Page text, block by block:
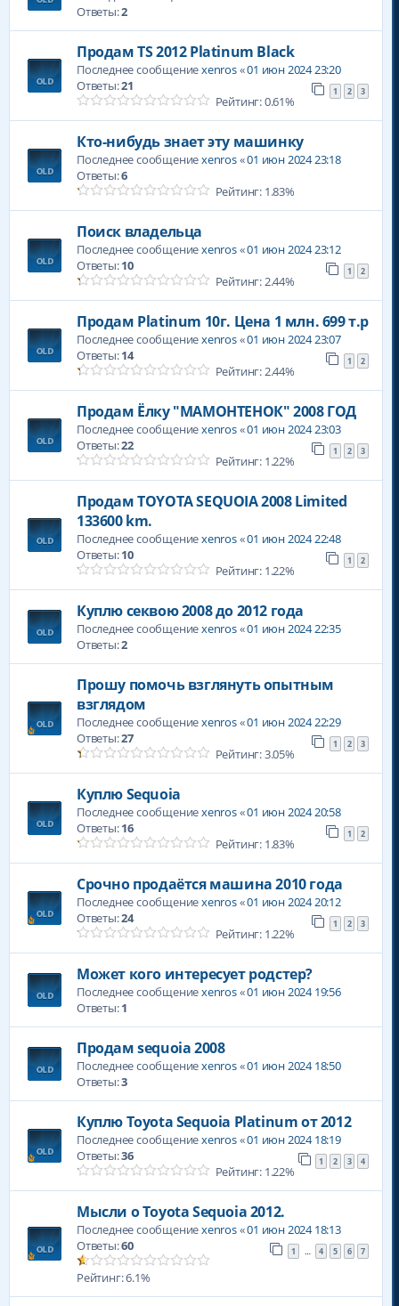
Ответы:2
Продам TS 2012 Platinum Black
Последнее сообщениеxenros«01 июн 2024 23:20
Ответы:21 1 2 3
Рейтинг: 0.61%
Кто-нибудь знает эту машинку
Последнее сообщениеxenros«01 июн 2024 23:18
Ответы:6
Рейтинг: 1.83%
Поиск владельца
Последнее сообщениеxenros«01 июн 2024 23:12
Ответы:10 1 2
Рейтинг: 2.44%
Продам Platinum 10г. Цена 1 млн. 699 т.р
Последнее сообщениеxenros«01 июн 2024 23:07
Ответы:14 1 2
Рейтинг: 2.44%
Продам Ёлку "МАМОНТЕНОК" 2008 ГОД
Последнее сообщениеxenros«01 июн 2024 23:03
Ответы:22 1 2 3
Рейтинг: 1.22%
Продам TOYOTA SEQUOIA 2008 Limited
133600 km.
Последнее сообщениеxenros«01 июн 2024 22:48
Ответы:10 1 2
Рейтинг: 1.22%
Куплю секвою 2008 до 2012 года
Последнее сообщениеxenros«01 июн 2024 22:35
Ответы:2
Прошу помочь взглянуть опытным
взглядом
Последнее сообщениеxenros«01 июн 2024 22:29
Ответы:27 1 2 3
Рейтинг: 3.05%
Куплю Sequoia
Последнее сообщениеxenros«01 июн 2024 20:58
Ответы:16 1 2
Рейтинг: 1.83%
Срочно продаётся машина 2010 года
Последнее сообщениеxenros«01 июн 2024 20:12
Ответы:24 1 2 3
Рейтинг: 1.22%
Может кого интересует родстер?
Последнее сообщениеxenros«01 июн 2024 19:56
Ответы:1
Продам sequoia 2008
Последнее сообщениеxenros«01 июн 2024 18:50
Ответы:3
Куплю Toyota Sequoia Platinum от 2012
Последнее сообщениеxenros«01 июн 2024 18:19
Ответы:36 1 2 3 4
Рейтинг: 1.22%
Мысли о Toyota Sequoia 2012.
Последнее сообщениеxenros«01 июн 2024 18:13
Ответы:60 1 … 4 5 6 7
Рейтинг: 6.1%